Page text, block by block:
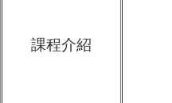
課程介紹